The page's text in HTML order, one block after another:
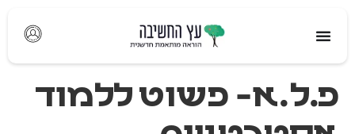
פ.ל.א- פשוט ללמוד